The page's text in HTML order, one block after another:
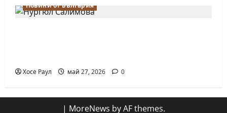
Новини от България
Хосе Раул май 27, 2026 0
| MoreNews by AF themes.